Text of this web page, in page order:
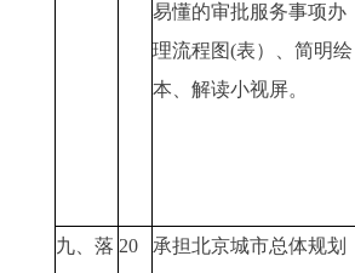
易懂的审批服务事项办
理流程图(表）、简明绘
本、解读小视屏。
九、落 20
承担北京城市总体规划